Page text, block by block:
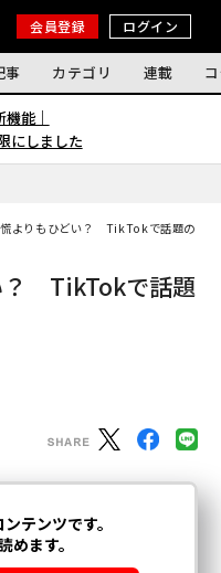
会員登録 ログイン
事 カテゴリ 連載
能｜
にしました
よりもひどい？ TikTokで話題の「静
？ TikTokで話題